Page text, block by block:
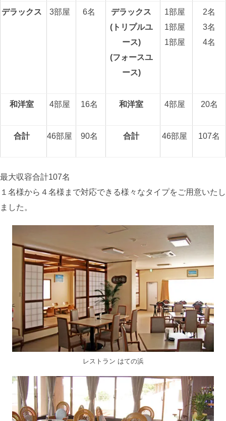
デラックス 3部屋 6名
デラックス
(トリプルユ
ース)
(フォースユ
ース)
1部屋
1部屋
1部屋
2名
3名
4名
和洋室 4部屋 16名 和洋室 4部屋 20名
合計 46部屋 90名 合計 46部屋 107名
最大収容合計107名
１名様から４名様まで対応できる様々なタイプをご用意いたし
ました。
レストラン はての浜